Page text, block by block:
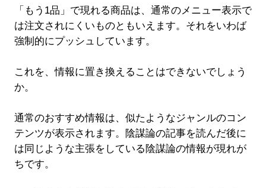
「もう1品」で現れる商品は、通常のメニュー表示で
は注文されにくいものともいえます。それをいわば
強制的にプッシュしています。
これを、情報に置き換えることはできないでしょう
か。
通常のおすすめ情報は、似たようなジャンルのコン
テンツが表示されます。陰謀論の記事を読んだ後に
は同じような主張をしている陰謀論の情報が現れが
ちです。